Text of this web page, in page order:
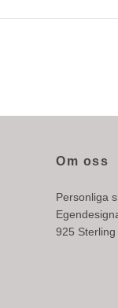
Om oss
Personliga
925